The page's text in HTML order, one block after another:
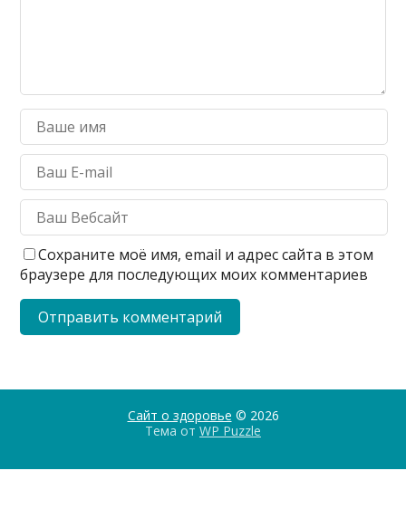
Сохраните моё имя, email и адрес сайта в этом
браузере для последующих моих комментариев
Сайт о здоровье © 2026
Тема от WP Puzzle